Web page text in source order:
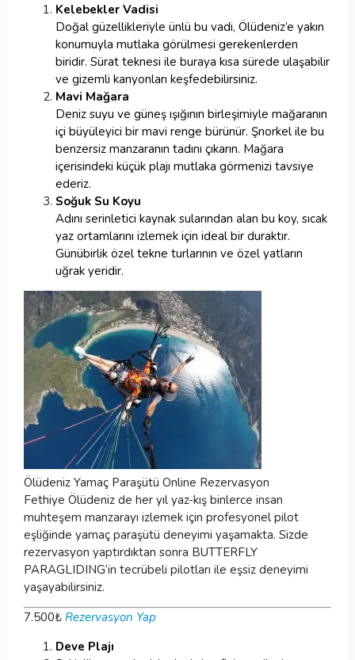
Kelebekler Vadisi
Doğal güzellikleriyle ünlü bu vadi, Ölüdeniz’e yakın
konumuyla mutlaka görülmesi gerekenlerden
biridir. Sürat teknesi ile buraya kısa sürede ulaşabilir
ve gizemli kanyonları keşfedebilirsiniz.
Mavi Mağara
Deniz suyu ve güneş ışığının birleşimiyle mağaranın
içi büyüleyici bir mavi renge bürünür. Şnorkel ile bu
benzersiz manzaranın tadını çıkarın. Mağara
içerisindeki küçük plajı mutlaka görmenizi tavsiye
ederiz.
Soğuk Su Koyu
Adını serinletici kaynak sularından alan bu koy, sıcak
yaz ortamlarını izlemek için ideal bir duraktır.
Günübirlik özel tekne turlarının ve özel yatların
uğrak yeridir.
Ölüdeniz Yamaç Paraşütü Online Rezervasyon
Fethiye Ölüdeniz de her yıl yaz-kış binlerce insan
muhteşem manzarayı izlemek için profesyonel pilot
eşliğinde yamaç paraşütü deneyimi yaşamakta. Sizde
rezervasyon yaptırdıktan sonra BUTTERFLY
PARAGLIDING‘in tecrübeli pilotları ile eşsiz deneyimi
yaşayabilirsiniz.
7.500₺ Rezervasyon Yap
Deve Plajı